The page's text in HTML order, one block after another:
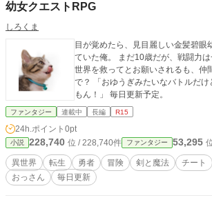
幼女クエストRPG
しろくま
目が覚めたら、見目麗しい金髪碧眼
ていた俺。 まだ10歳だが、戦闘力
世界を救ってとお願いされるも、仲
で？ 「おゆうぎみたいなバトルだけど、この世界では最強だ
もん！」 毎日更新予定。
ファンタジー 連載中 長編 R15
24h.ポイント 0pt
小説 228,740 位 / 228,740件 ファンタジー 53,295
異世界 転生 勇者 冒険 剣と魔法 チート
おっさん
毎日更新